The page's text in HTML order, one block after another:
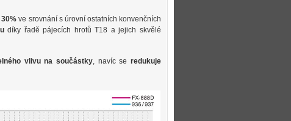
ve srovnání s úrovní ostatních konvenčních
díky řadě pájecích hrotů T18 a jejich skvělé
vlivu na součástky, navíc se redukuje